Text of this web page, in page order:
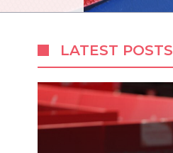
LATEST POSTS